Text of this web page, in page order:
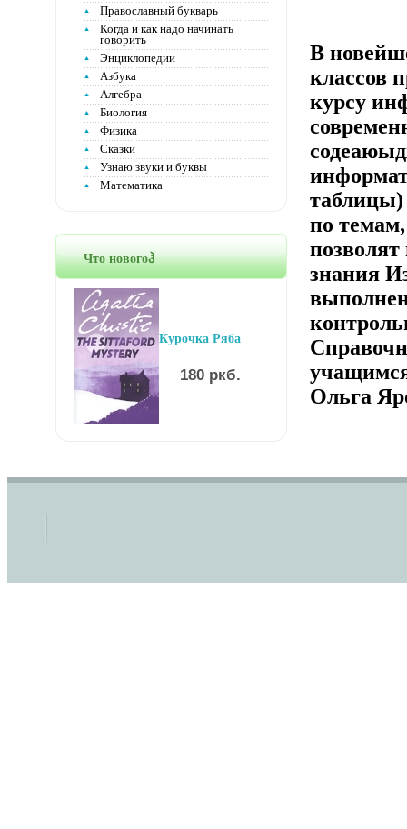
Православный букварь
Когда и как надо начинать
говорить
Энциклопедии
Азбука
Алгебра
Биология
Физика
Сказки
Узнаю звуки и буквы
Математика
Что новогоჰ
Курочка Ряба
180 ркб.
В
классов
курсу
таблицы)
по
знания
Ольга